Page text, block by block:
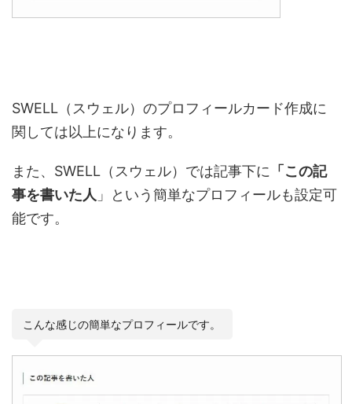
SWELL（スウェル）のプロフィールカード作成に
関しては以上になります。
また、SWELL（スウェル）では記事下に 「この記
事を書いた人 」という簡単なプロフィールも設定可
能です。
こんな感じの簡単なプロフィールです。